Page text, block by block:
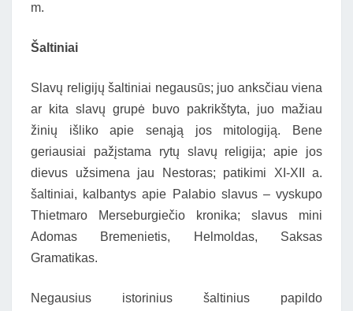
m.
Šaltiniai
Slavų religijų šaltiniai negausūs; juo anksčiau viena
ar kita slavų grupė buvo pakrikštyta, juo mažiau
žinių išliko apie senąją jos mitologiją. Bene
geriausiai pažįstama rytų slavų religija; apie jos
dievus užsimena jau Nestoras; patikimi XI-XII a.
šaltiniai, kalbantys apie Palabio slavus – vyskupo
Thietmaro Merseburgiečio kronika; slavus mini
Adomas Bremenietis, Helmoldas, Saksas
Gramatikas.
Negausius istorinius šaltinius papildo